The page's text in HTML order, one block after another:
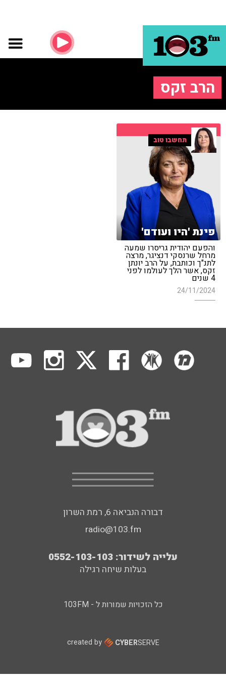
הרב זקס
תחשבו טוב
פינת 'היו ועודם'
והפעם יהודית גריסרו שמעה
מרחל שרנסקי דנציגר, מרצה
לתנ"ך וכותבת, על הרב יונתן
זקס, אשר הלך לעולמו לפני
4 שנים
24/11/2024
דבורה הנביאה 6, רמת השרון
radio@103.fm
עלייה לשידור: 0552-103-103
בעלות שיחה רגילה
כל הזכויות שמורות ל - 103FM
created by CYBERSERVE